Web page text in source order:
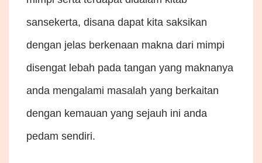
sansekerta, disana dapat kita saksikan
dengan jelas berkenaan makna dari mimpi
disengat lebah pada tangan yang maknanya
anda mengalami masalah yang berkaitan
dengan kemauan yang sejauh ini anda
pedam sendiri.